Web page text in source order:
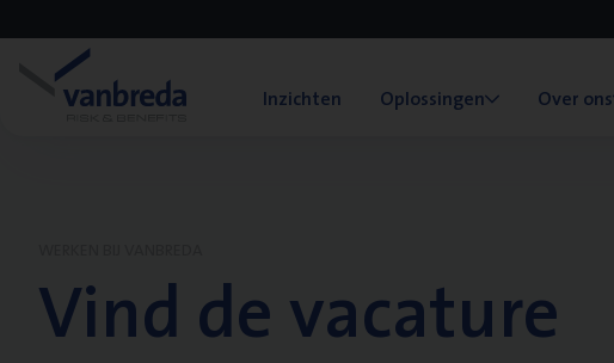
Inzichten Oplossingen Over ons
Vind de vacature